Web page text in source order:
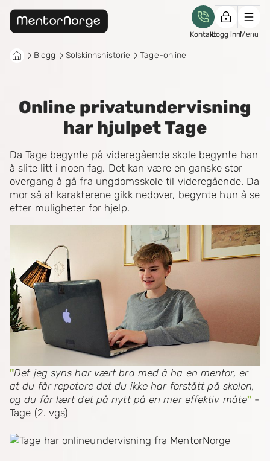
Logg innMenu
Kontakt
Blogg Solskinnshistorie Tage-online
Online privatundervisning
har hjulpet Tage
Da Tage begynte på videregående skole begynte han
å slite litt i noen fag. Det kan være en ganske stor
overgang å gå fra ungdomsskole til videregående. Da
mor så at karakterene gikk nedover, begynte hun å se
etter muligheter for hjelp.
"Det jeg syns har vært bra med å ha en mentor, er
at du får repetere det du ikke har forstått på skolen,
og du får lært det på nytt på en mer effektiv måte" -
Tage (2. vgs)